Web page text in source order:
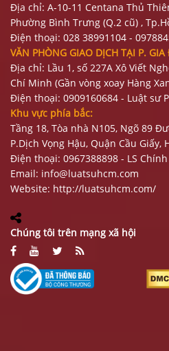
Địa chỉ: A-10-11 Centana Thủ
Phường Bình Trưng (Q.2 cũ) ,
Điện thoại: 028 38991104 -
VĂN PHÒNG GIAO DỊCH TẠI P.
Địa chỉ: Lầu 1, số 227A Xô Viết
Chí Minh (Gần vòng xoay Hàng
Điện thoại: 0909160684 - Luật sư
Khu vực phía bắc:
Tầng 18, Tòa nhà N105, Ngõ 89
P.Dịch Vọng Hậu, Quận Cầu Giấy,
Điện thoại: 0967388898 - LS Chính
Email: info@luatsuhcm.com
Website: http://luatsuhcm.com/
Chúng tôi trên mạng xã hội